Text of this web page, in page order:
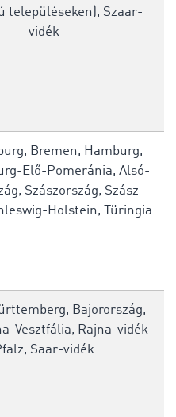
településeken), Szaar-
vidék
Bremen, Hamburg,
Elő-Pomeránia, Alsó-
Szászország, Szász-
Holstein, Türingia
Bajorország,
Vesztfália, Rajna-vidék-
Saar-vidék